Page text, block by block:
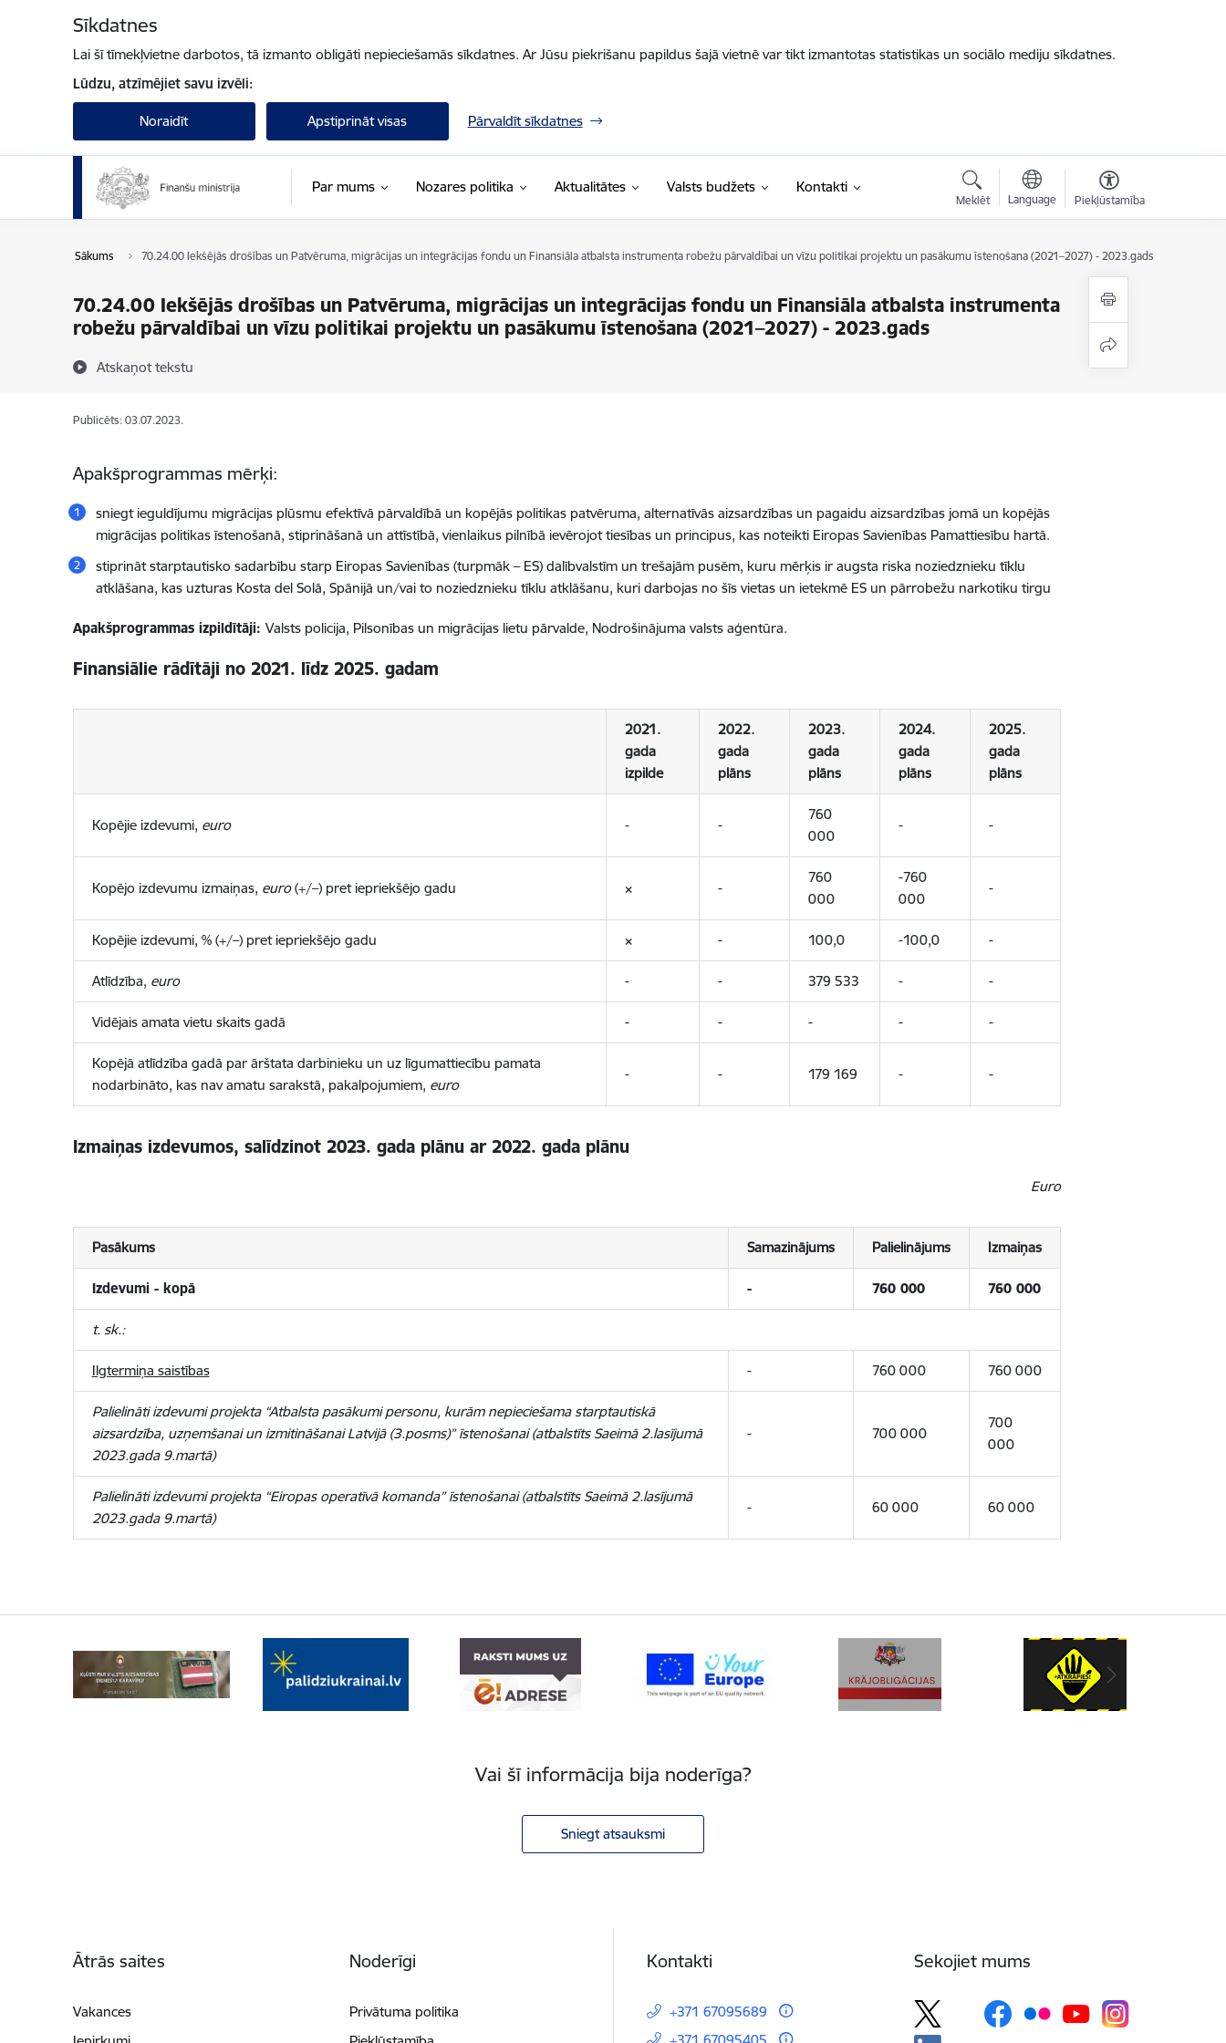
Sīkdatnes
Lai šī tīmekļvietne darbotos, tā izmanto obligāti nepieciešamās sīkdatnes. Ar Jūsu piekrišanu papildus šajā vietnē var tikt izmantotas statistikas un sociālo mediju sīkdatnes.
Lūdzu, atzīmējiet savu izvēli:
Noraidīt Apstiprināt visas Pārvaldīt sīkdatnes
Par mums Nozares politika Aktualitātes Valsts budžets Kontakti
Meklēt Language Piekļūstamība
Sākums 70.24.00 Iekšējās drošības un Patvēruma, migrācijas un integrācijas fondu un Finansiāla atbalsta instrumenta robežu pārvaldībai un vīzu politikai projektu un pasākumu īstenošana (2021–2027) - 2023.gads
70.24.00 Iekšējās drošības un Patvēruma, migrācijas un integrācijas fondu un Finansiāla atbalsta instrumenta
robežu pārvaldībai un vīzu politikai projektu un pasākumu īstenošana (2021–2027) - 2023.gads
Atskaņot tekstu
Publicēts: 03.07.2023.
Apakšprogrammas mērķi:
sniegt ieguldījumu migrācijas plūsmu efektīvā pārvaldībā un kopējās politikas patvēruma, alternatīvās aizsardzības un pagaidu aizsardzības jomā un kopējās
migrācijas politikas īstenošanā, stiprināšanā un attīstībā, vienlaikus pilnībā ievērojot tiesības un principus, kas noteikti Eiropas Savienības Pamattiesību hartā.
stiprināt starptautisko sadarbību starp Eiropas Savienības (turpmāk – ES) dalībvalstīm un trešajām pusēm, kuru mērķis ir augsta riska noziedznieku tīklu
atklāšana, kas uzturas Kosta del Solā, Spānijā un/vai to noziedznieku tīklu atklāšanu, kuri darbojas no šīs vietas un ietekmē ES un pārrobežu narkotiku tirgu
Apakšprogrammas izpildītāji: Valsts policija, Pilsonības un migrācijas lietu pārvalde, Nodrošinājuma valsts aģentūra.
Finansiālie rādītāji no 2021. līdz 2025. gadam
2021.
gada
izpilde
2022.
gada
plāns
2023.
gada
plāns
2024.
gada
plāns
2025.
gada
plāns
Kopējie izdevumi, euro - -
760
000
- -
Kopējo izdevumu izmaiņas, euro(+/–) pret iepriekšējo gadu × -
760
000
-760
000
-
Kopējie izdevumi, % (+/–) pret iepriekšējo gadu × - 100,0 -100,0 -
Atlīdzība, euro - - 379 533 - -
Vidējais amata vietu skaits gadā - - - - -
Kopējā atlīdzība gadā par ārštata darbinieku un uz līgumattiecību pamata
nodarbināto, kas nav amatu sarakstā, pakalpojumiem, euro
- - 179 169 - -
Izmaiņas izdevumos, salīdzinot 2023. gada plānu ar 2022. gada plānu
Euro
Pasākums Samazinājums Palielinājums Izmaiņas
Izdevumi - kopā - 760 000 760 000
t. sk.:
Ilgtermiņa saistības - 760 000 760 000
Palielināti izdevumi projekta “Atbalsta pasākumi personu, kurām nepieciešama starptautiskā
aizsardzība, uzņemšanai un izmitināšanai Latvijā (3.posms)” īstenošanai (atbalstīts Saeimā 2.lasījumā
2023.gada 9.martā)
- 700 000
700
000
Palielināti izdevumi projekta “Eiropas operatīvā komanda” īstenošanai (atbalstīts Saeimā 2.lasījumā
2023.gada 9.martā)
- 60 000 60 000
Vai šī informācija bija noderīga?
Sniegt atsauksmi
Ātrās saites
Vakances
Noderīgi
Privātuma politika
Kontakti
+371 67095689
Sekojiet mums